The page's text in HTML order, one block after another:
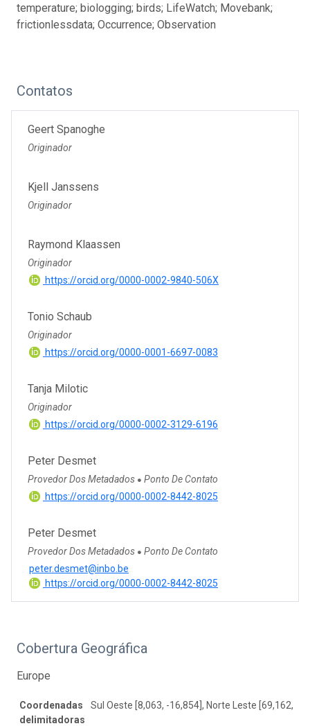
temperature; biologging; birds; LifeWatch; Movebank;
frictionlessdata; Occurrence; Observation
Contatos
Geert Spanoghe
Originador
Kjell Janssens
Originador
Raymond Klaassen
Originador
https://orcid.org/0000-0002-9840-506X
Tonio Schaub
Originador
https://orcid.org/0000-0001-6697-0083
Tanja Milotic
Originador
https://orcid.org/0000-0002-3129-6196
Peter Desmet
Provedor Dos Metadados ● Ponto De Contato
https://orcid.org/0000-0002-8442-8025
Peter Desmet
Provedor Dos Metadados ● Ponto De Contato
peter.desmet@inbo.be
https://orcid.org/0000-0002-8442-8025
Cobertura Geográfica
Europe
Coordenadas
delimitadoras
Sul Oeste [8,063, -16,854], Norte Leste [69,162,